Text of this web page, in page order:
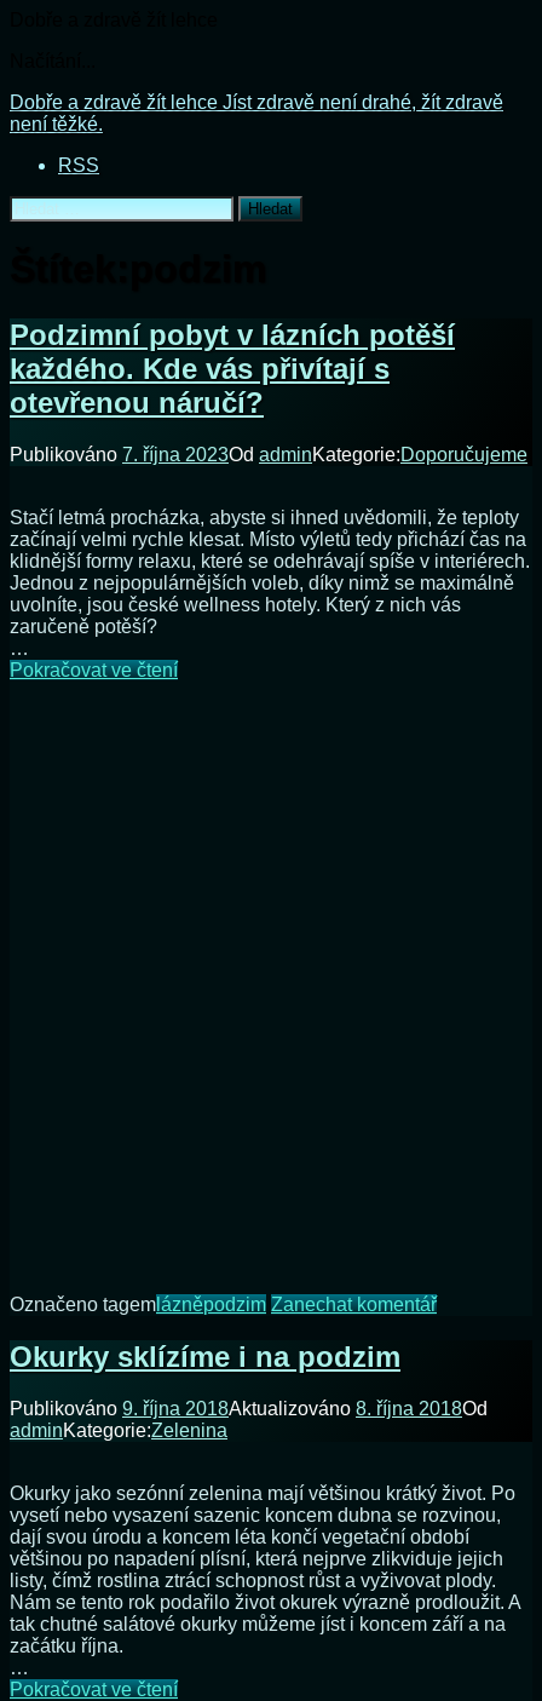
Přejít
k
webu
Dobře a zdravě žít lehce Jíst zdravě není drahé, žít zdravě
není těžké.
RSS
Vyhledávání
Podzimní pobyt v lázních potěší
každého. Kde vás přivítají s
otevřenou náručí?
Publikováno 7. října 2023Od adminKategorie:Doporučujeme
Stačí letmá procházka, abyste si ihned uvědomili, že teploty
začínají velmi rychle klesat. Místo výletů tedy přichází čas na
klidnější formy relaxu, které se odehrávají spíše v interiérech.
Jednou z nejpopulárnějších voleb, díky nimž se maximálně
uvolníte, jsou české wellness hotely. Který z nich vás
zaručeně potěší?
…
Pokračovat ve čteníPodzimní
Označeno tagemlázněpodzim Zanechat komentářna
potěší
přivítají
s
otevřenou
náručí?
Okurky sklízíme i na podzim
Publikováno 9. října 2018Aktualizováno 8. října 2018Od
adminKategorie:Zelenina
Okurky jako sezónní zelenina mají většinou krátký život. Po
vysetí nebo vysazení sazenic koncem dubna se rozvinou,
dají svou úrodu a koncem léta končí vegetační období
většinou po napadení plísní, která nejprve zlikviduje jejich
listy, čímž rostlina ztrácí schopnost růst a vyživovat plody.
Nám se tento rok podařilo život okurek výrazně prodloužit. A
tak chutné salátové okurky můžeme jíst i koncem září a na
začátku října.
…
Pokračovat ve čteníOkurky